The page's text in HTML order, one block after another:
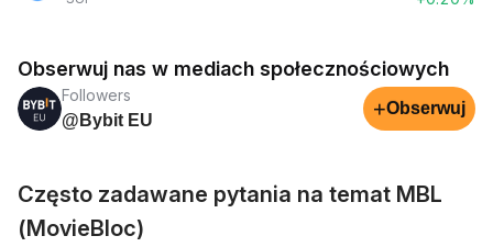
Obserwuj nas w mediach społecznościowych
Followers
@Bybit EU
+Obserwuj
Często zadawane pytania na temat MBL
(MovieBloc)